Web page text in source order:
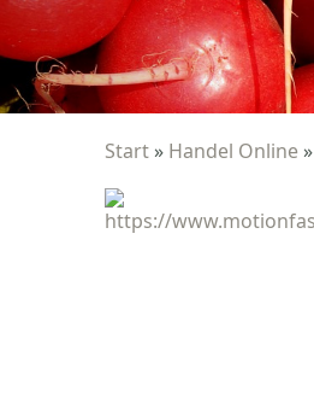
Start » Handel Online »